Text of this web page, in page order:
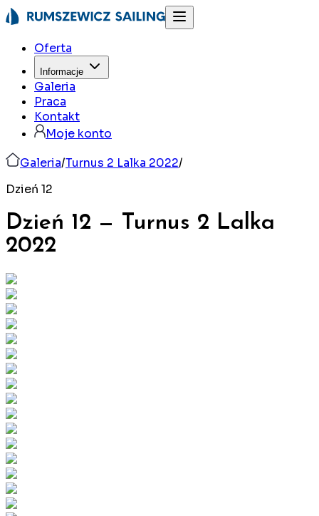
Oferta
Informacje
Galeria
Praca
Kontakt
Moje konto
Galeria/Turnus 2 Lalka 2022/
Dzień 12
Dzień 12 —
Turnus 2 Lalka
2022